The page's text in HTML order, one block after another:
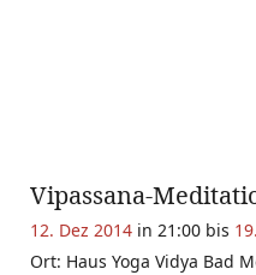
Vipassana-
12. Dez 2014 in 21:00 bis
Ort: Haus Yoga Vidya Bad